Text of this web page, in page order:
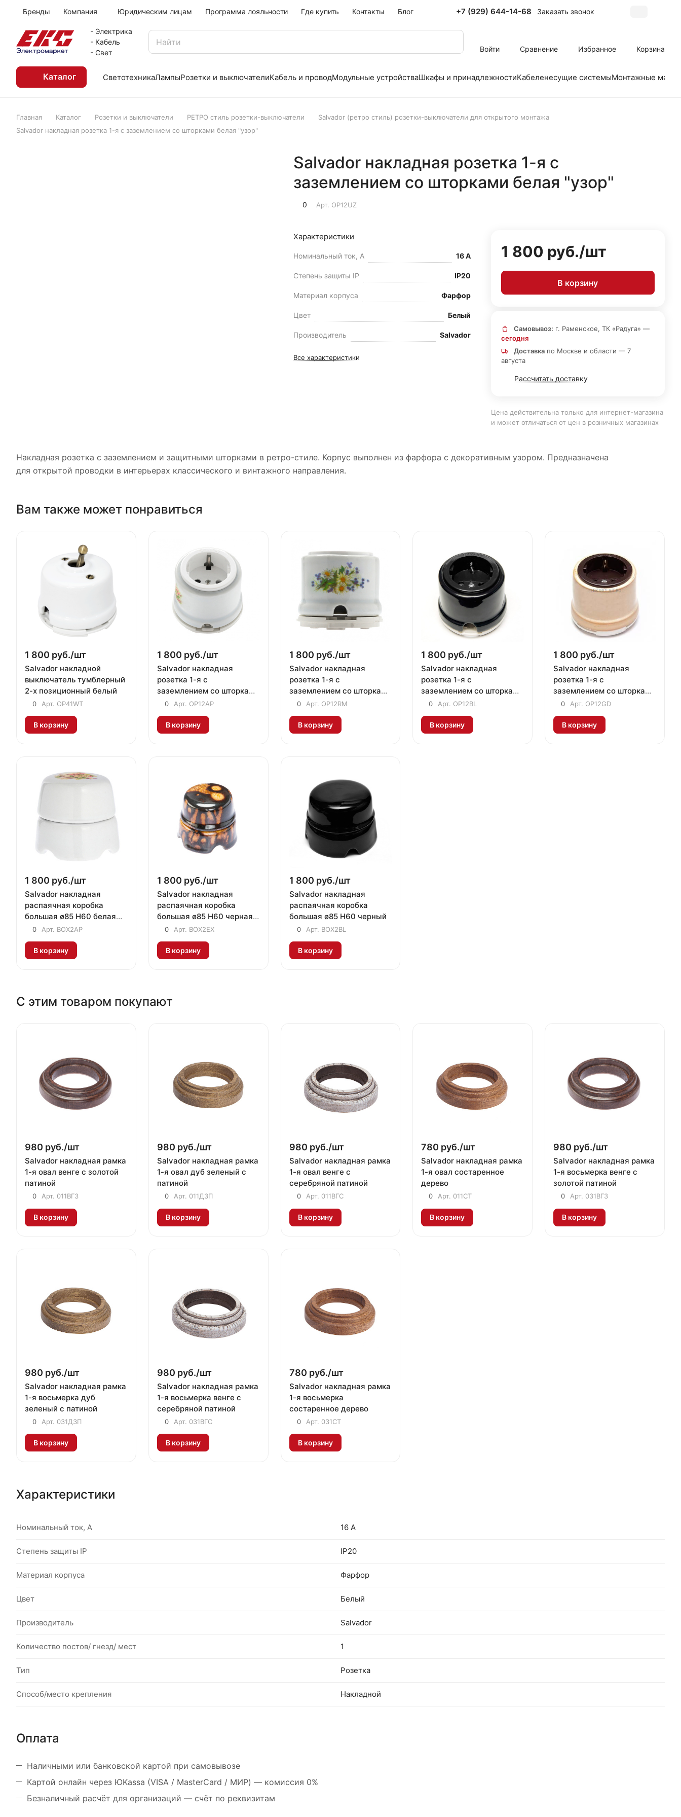
Бренды Компания Юридическим лицам Программа лояльности Где купить Контакты Блог +7 (929) 644-14-68 Заказать звонок
- Электрика
- Кабель
- Свет
Войти Сравнение Избранное Корзина
Каталог СветотехникаЛампыРозетки и выключателиКабель и проводМодульные устройстваШкафы и принадлежностиКабеленесущие системыМонтажные
Главная Каталог Розетки и выключатели РЕТРО стиль розетки-выключатели
Salvador (ретро стиль) розетки-выключатели для открытого монтажа
Salvador накладная розетка 1-я с заземлением со шторками белая "узор"
Salvador накладная розетка 1-я с
заземлением со шторками белая "узор"
0 Арт. OP12UZ
Характеристики
Номинальный ток, А 16 А
Степень защиты IP IP20
Материал корпуса Фарфор
Цвет Белый
Производитель Salvador
Все характеристики
1 800 руб./шт
В корзину
Самовывоз: г. Раменское, ТК «Радуга» —
сегодня
Доставкапо Москве и области — 7
августа
Рассчитать доставку
Цена действительна только для интернет-магазина
и может отличаться от цен в розничных магазинах
Накладная розетка с заземлением и защитными шторками в ретро-стиле. Корпус выполнен из фарфора с декоративным узором. Предназначена
для открытой проводки в интерьерах классического и винтажного направления.
Вам также может понравиться
1 800 руб./шт
Salvador накладной
выключатель тумблерный
2-х позиционный белый
0 Арт. OP41WT
В корзину
1 800 руб./шт
Salvador накладная
розетка 1-я с
заземлением со шторками
белая "яблоня"
0 Арт. ОР12AP
В корзину
1 800 руб./шт
Salvador накладная
розетка 1-я с
заземлением со шторками
белая "ромашка"
0 Арт. OP12RM
В корзину
1 800 руб./шт
Salvador накладная
розетка 1-я с
заземлением со шторками
черный
0 Арт. OP12BL
В корзину
1 800 руб./шт
Salvador накладная
розетка 1-я с
заземлением со шторками
бежевый
0 Арт. OP12GD
В корзину
1 800 руб./шт
Salvador накладная
распаячная коробка
большая ø85 H60 белая
"яблоня"
0 Арт. BOX2AP
В корзину
1 800 руб./шт
Salvador накладная
распаячная коробка
большая ø85 H60 черная
"экзотик"
0 Арт. BOX2EX
В корзину
1 800 руб./шт
Salvador накладная
распаячная коробка
большая ø85 H60 черный
0 Арт. BOX2BL
В корзину
С этим товаром покупают
980 руб./шт
Salvador накладная рамка
1-я овал венге с золотой
патиной
0 Арт. 011ВГЗ
В корзину
980 руб./шт
Salvador накладная рамка
1-я овал дуб зеленый с
патиной
0 Арт. 011ДЗП
В корзину
980 руб./шт
Salvador накладная рамка
1-я овал венге с
серебряной патиной
0 Арт. 011ВГС
В корзину
780 руб./шт
Salvador накладная рамка
1-я овал состаренное
дерево
0 Арт. 011СТ
В корзину
980 руб./шт
Salvador накладная рамка
1-я восьмерка венге с
золотой патиной
0 Арт. 031ВГЗ
В корзину
980 руб./шт
Salvador накладная рамка
1-я восьмерка дуб
зеленый с патиной
0 Арт. 031ДЗП
В корзину
980 руб./шт
Salvador накладная рамка
1-я восьмерка венге с
серебряной патиной
0 Арт. 031ВГС
В корзину
780 руб./шт
Salvador накладная рамка
1-я восьмерка
состаренное дерево
0 Арт. 031СТ
В корзину
Характеристики
Номинальный ток, А 16 А
Степень защиты IP IP20
Материал корпуса Фарфор
Цвет Белый
Производитель Salvador
Количество постов/ гнезд/ мест 1
Тип Розетка
Способ/место крепления Накладной
Оплата
Наличными или банковской картой при самовывозе
Картой онлайн через ЮKassa (VISA / MasterCard / МИР) — комиссия 0%
Безналичный расчёт для организаций — счёт по реквизитам